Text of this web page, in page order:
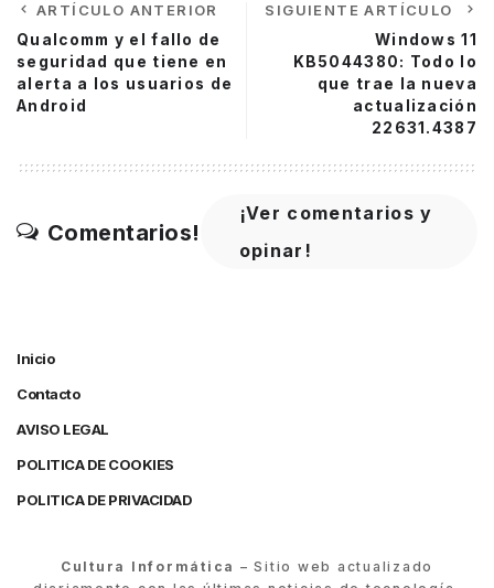
ARTÍCULO ANTERIOR
Qualcomm y el fallo de
seguridad que tiene en
alerta a los usuarios de
Android
SIGUIENTE ARTÍCULO
Windows 11
KB5044380: Todo lo
que trae la nueva
actualización
22631.4387
Comentarios!
¡Ver comentarios y
opinar!
Inicio
Contacto
AVISO LEGAL
POLITICA DE COOKIES
POLITICA DE PRIVACIDAD
Cultura Informática – Sitio web actualizado